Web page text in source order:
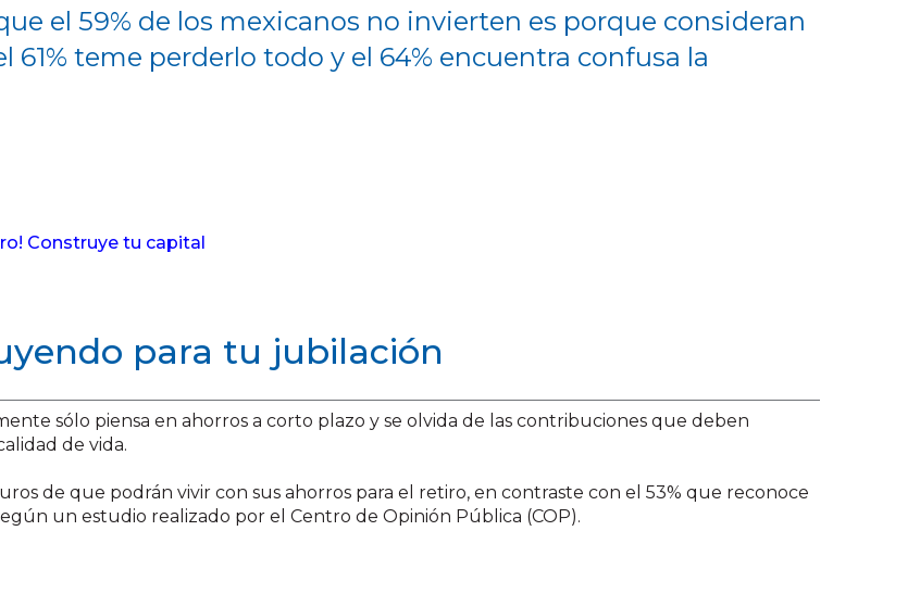
el 59% de los mexicanos no invierten es porque consideran
teme perderlo todo y el 64% encuentra confusa la
Construye tu capital
para tu jubilación
sólo piensa en ahorros a corto plazo y se olvida de las contribuciones que deben
de vida.
de que podrán vivir con sus ahorros para el retiro, en contraste con el 53% que reconoce
un estudio realizado por el Centro de Opinión Pública (COP).